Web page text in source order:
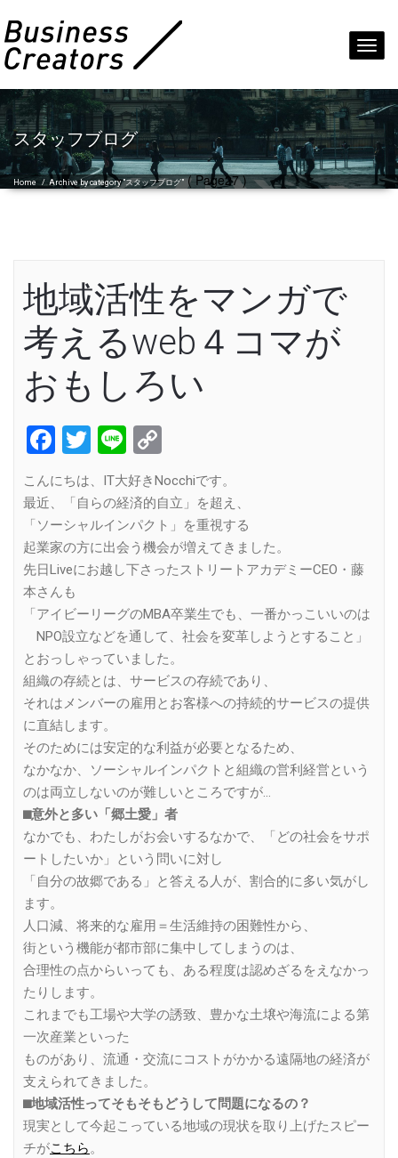
スタッフブログ
Home /Archive by category "スタッフブログ"( Page27 )
地域活性をマンガで
考えるweb４コマが
おもしろい
Facebook
Twitter
Line
Link
こんにちは、IT大好きNocchiです。
最近、「自らの経済的自立」を超え、
「ソーシャルインパクト」を重視する
起業家の方に出会う機会が増えてきました。
先日Liveにお越し下さったストリートアカデミーCEO・藤
本さんも
「アイビーリーグのMBA卒業生でも、一番かっこいいのは
NPO設立などを通して、社会を変革しようとすること」
とおっしゃっていました。
組織の存続とは、サービスの存続であり、
それはメンバーの雇用とお客様への持続的サービスの提供
に直結します。
そのためには安定的な利益が必要となるため、
なかなか、ソーシャルインパクトと組織の営利経営という
のは両立しないのが難しいところですが…
⬛︎意外と多い「郷土愛」者
なかでも、わたしがお会いするなかで、「どの社会をサポ
ートしたいか」という問いに対し
「自分の故郷である」と答える人が、割合的に多い気がし
ます。
人口減、将来的な雇用＝生活維持の困難性から、
街という機能が都市部に集中してしまうのは、
合理性の点からいっても、ある程度は認めざるをえなかっ
たりします。
これまでも工場や大学の誘致、豊かな土壌や海流による第
一次産業といった
ものがあり、流通・交流にコストがかかる遠隔地の経済が
支えられてきました。
⬛︎地域活性ってそもそもどうして問題になるの？
現実として今起こっている地域の現状を取り上げたスピー
チがこちら。